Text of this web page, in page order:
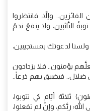
وإلاّ، فانتظروا
التَّائبين، ولا ينفعُ ندمُ
لدعوتك بمستجيبين،
يؤمنون.. فلا يزدادون
ضلال.. فيضيق بهم ذرعاً..
ثلاثة أيّامٍ كي تتوبوا،
ربَّكم، وإن لم تفعلوا،